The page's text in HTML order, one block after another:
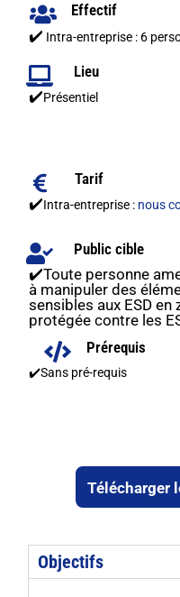
Effectif
✔️ Intra-entreprise : 6
Lieu
✔️Présentiel
Tarif
✔️Intra-entreprise : nous
Public cible
✔️Toute personne
à manipuler des
sensibles aux ESD en
protégée contre les
Prérequis
✔️Sans pré-requis
Télécharger
Objectifs